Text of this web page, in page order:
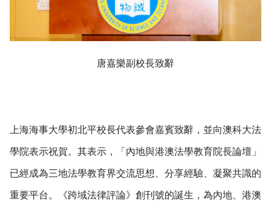
唐嘉樂副校長致辭
上海海事大學初北平校長代表參會嘉賓致辭，並向澳科大法
學院表示祝賀。其表示， 「內地與港澳法學教育院長論壇」
已經成為三地法學教育界交流思想、分享經驗、凝聚共識的
重要平台。《跨域法律評論》創刊號的誕生，為內地、港澳